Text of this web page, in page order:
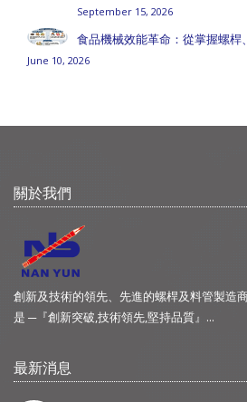
September 15, 2026
食品機械效能革命：從掌握螺桿
June 10, 2026
關於我們
創新及技術的領先、先進的螺桿及料管製造
是 ─『創新突破,技術領先,堅持品質』...
最新消息